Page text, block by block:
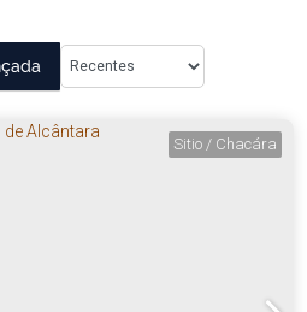
Sitio / Chacára